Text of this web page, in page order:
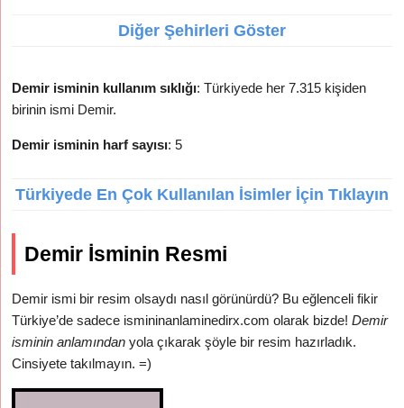
Diğer Şehirleri Göster
Demir isminin kullanım sıklığı: Türkiyede her 7.315 kişiden
birinin ismi Demir.
Demir isminin harf sayısı: 5
Türkiyede En Çok Kullanılan İsimler İçin Tıklayın
Demir İsminin Resmi
Demir ismi bir resim olsaydı nasıl görünürdü? Bu eğlenceli fikir
Türkiye’de sadece ismininanlaminedirx.com olarak bizde!Demir
isminin anlamından yola çıkarak şöyle bir resim hazırladık.
Cinsiyete takılmayın. =)